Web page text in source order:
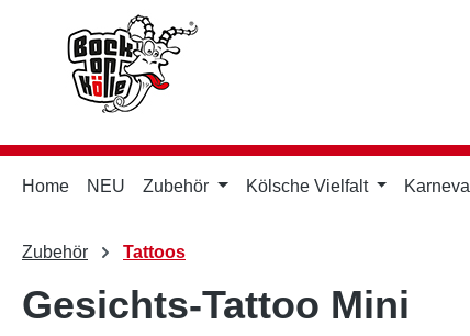
Hauptinhalt springen
Zur Suche springen
Zur Hauptnavigation springen
Home NEU Zubehör Kölsche Vielfalt Karneval
Zubehör Tattoos
Gesichts-Tattoo Mini